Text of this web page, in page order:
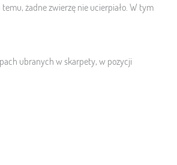
żadne zwierzę nie ucierpiało. W tym
ubranych w skarpety, w pozycji